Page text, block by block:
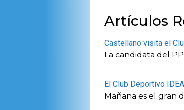
Artículos
Castellano visita el
La candidata del
El Club Deportivo
Mañana es el gran